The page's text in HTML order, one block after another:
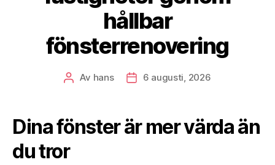
hållbar
fönsterrenovering
Inläggsförfattare
Av hans Inläggsdatum
6 augusti, 2026
Dina fönster är mer värda än
du tror